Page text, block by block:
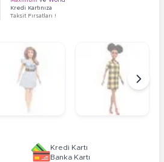
Kredi Kartınıza
Taksit Fırsatları !
Kredi Kartı
Banka Kartı